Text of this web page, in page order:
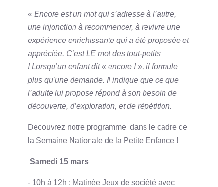
« Encore est un mot qui s’adresse à l’autre,
une injonction à recommencer, à revivre une
expérience enrichissante qui a été proposée et
appréciée. C’est LE mot des tout-petits
! Lorsqu’un enfant dit « encore ! », il formule
plus qu’une demande. Il indique que ce que
l’adulte lui propose répond à son besoin de
découverte, d’exploration, et de répétition.
Découvrez notre programme, dans le cadre de
la Semaine Nationale de la Petite Enfance !
Samedi 15 mars
- 10h à 12h : Matinée Jeux de société avec